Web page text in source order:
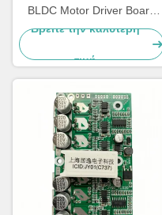
BLDC Motor Driver Board
12V 24V 48V με λειτουργία
Βρείτε την καλύτερη
τιμή